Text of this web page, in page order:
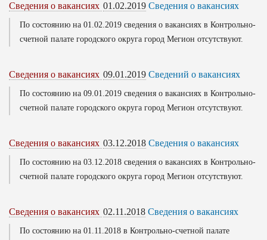
Сведения о вакансиях 01.02.2019 Сведения о вакансиях
По состоянию на 01.02.2019 сведения о вакансиях в Контрольно-
счетной палате городского округа город Мегион отсутствуют.
Сведения о вакансиях 09.01.2019 Сведений о вакансиях
По состоянию на 09.01.2019 сведения о вакансиях в Контрольно-
счетной палате городского округа город Мегион отсутствуют.
Сведения о вакансиях 03.12.2018 Сведения о вакансиях
По состоянию на 03.12.2018 сведения о вакансиях в Контрольно-
счетной палате городского округа город Мегион отсутствуют.
Сведения о вакансиях 02.11.2018 Сведения о вакансиях
По состоянию на 01.11.2018 в Контрольно-счетной палате